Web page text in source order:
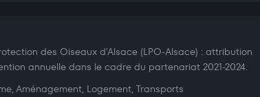
des Oiseaux d'Alsace (LPO-Alsace) : attribution
annuelle dans le cadre du partenariat 2021-2024.
Aménagement, Logement, Transports